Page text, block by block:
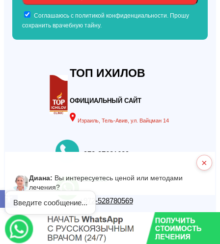
Открыть панель инструментов
Соглашаюсь с политикой конфиденциальности. Прошу
сохранить врачебную тайну.
ТОП ИХИЛОВ
ОФИЦИАЛЬНЫЙ САЙТ
Израиль, Тель-Авив, ул. Вайцман 14
+972-37621629
Whatsapp
+972-528780569
Telegram
×
Диана: Вы интересуетесь ценой или методами
лечения?
Введите сообщение...